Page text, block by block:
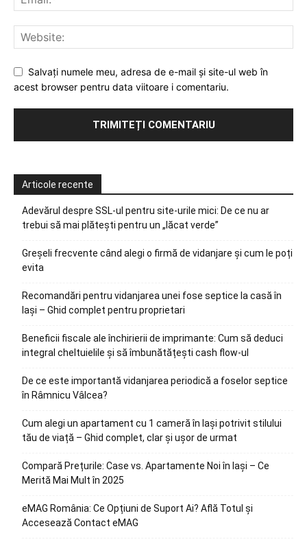
Salvați numele meu, adresa de e-mail și site-ul web în
acest browser pentru data viitoare i comentariu.
Articole recente
Adevărul despre SSL-ul pentru site-urile mici: De ce nu ar
trebui să mai plătești pentru un „lăcat verde”
Greșeli frecvente când alegi o firmă de vidanjare și cum le poți
evita
Recomandări pentru vidanjarea unei fose septice la casă în
Iași – Ghid complet pentru proprietari
Beneficii fiscale ale închirierii de imprimante: Cum să deduci
integral cheltuielile și să îmbunătățești cash flow-ul
De ce este importantă vidanjarea periodică a foselor septice
în Râmnicu Vâlcea?
Cum alegi un apartament cu 1 cameră în Iași potrivit stilului
tău de viață – Ghid complet, clar și ușor de urmat
Compară Prețurile: Case vs. Apartamente Noi în Iași – Ce
Merită Mai Mult în 2025
eMAG România: Ce Opțiuni de Suport Ai? Află Totul și
Accesează Contact eMAG